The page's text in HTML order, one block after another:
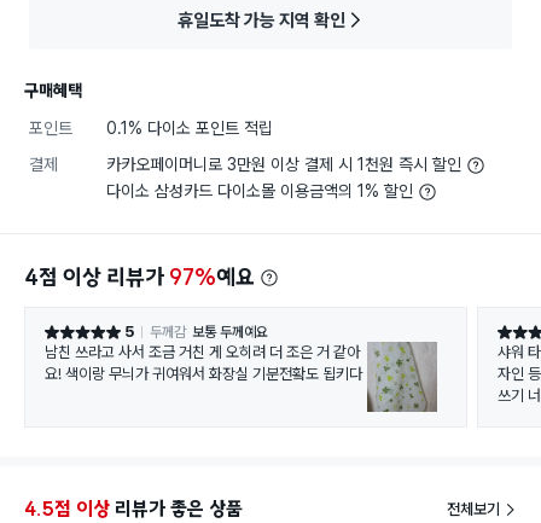
휴일도착 가능 지역 확인
구매혜택
포인트
0.1% 다이소 포인트 적립
결제
카카오페이머니로 3만원 이상 결제 시 1천원 즉시 할인
다이소 삼성카드 다이소몰 이용금액의 1% 할인
4점 이상 리뷰가 97%예요
별점 5점 5 두께감 보통 두께예요
남친 쓰라고 사서 조금 거친 게 오히려 더 조은 거 같아
요! 색이랑 무늬가 귀여워서 화장실 기분전홬도 됩키다
별점 5
샤워
자인
쓰기
4.5점 이상 리뷰가 좋은 상품 전체보기